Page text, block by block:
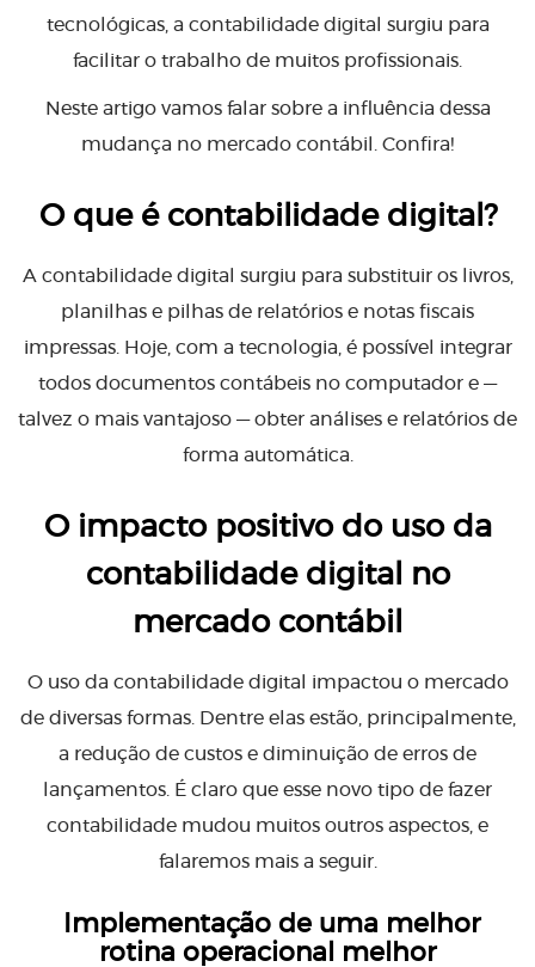
tecnológicas, a contabilidade digital surgiu para
facilitar o trabalho de muitos profissionais.
Neste artigo vamos falar sobre a influência dessa
mudança no mercado contábil. Confira!
O que é contabilidade digital?
A contabilidade digital surgiu para substituir os livros,
planilhas e pilhas de relatórios e notas fiscais
impressas. Hoje, com a tecnologia, é possível integrar
todos documentos contábeis no computador e —
talvez o mais vantajoso — obter análises e relatórios de
forma automática.
O impacto positivo do uso da
contabilidade digital no
mercado contábil
O uso da contabilidade digital impactou o mercado
de diversas formas. Dentre elas estão, principalmente,
a redução de custos e diminuição de erros de
lançamentos. É claro que esse novo tipo de fazer
contabilidade mudou muitos outros aspectos, e
falaremos mais a seguir.
Implementação de uma melhor
rotina operacional melhor